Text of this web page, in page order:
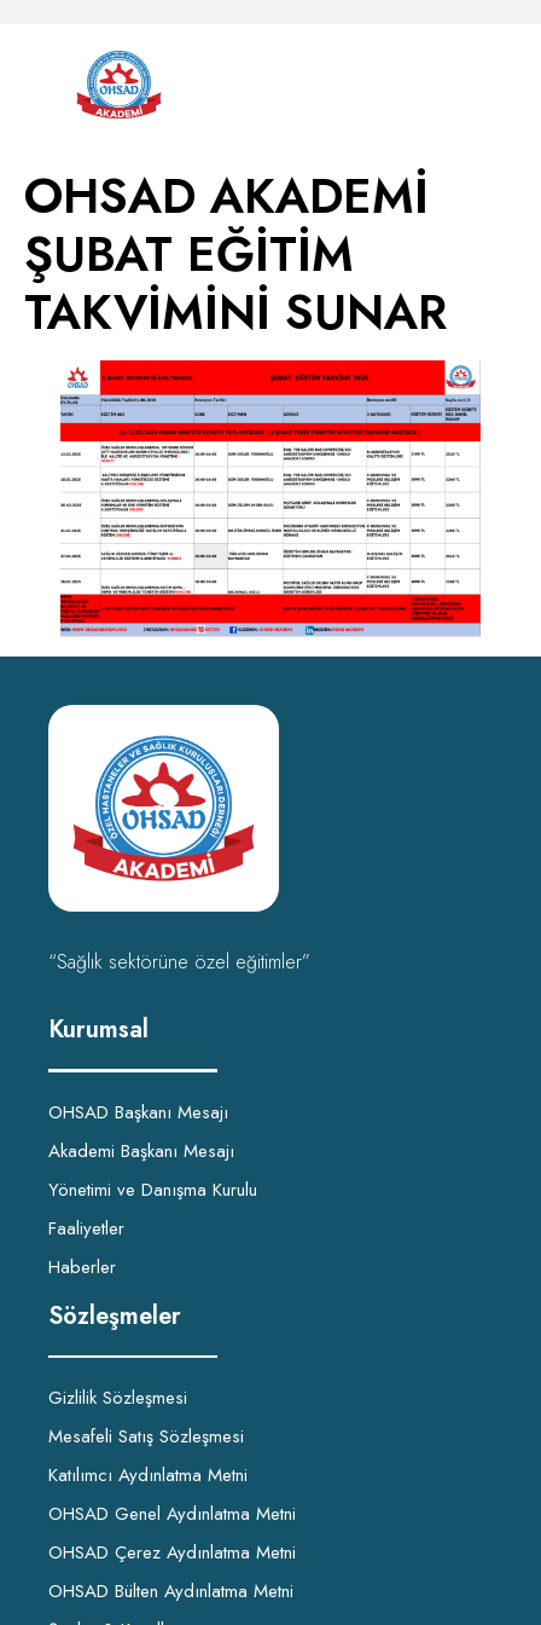
OHSAD AKADEMİ
ŞUBAT EĞİTİM
TAKVİMİNİ SUNAR
“Sağlık sektörüne özel eğitimler”
Kurumsal
OHSAD Başkanı Mesajı
Akademi Başkanı Mesajı
Yönetimi ve Danışma Kurulu
Faaliyetler
Haberler
Sözleşmeler
Gizlilik Sözleşmesi
Mesafeli Satış Sözleşmesi
Katılımcı Aydınlatma Metni
OHSAD Genel Aydınlatma Metni
OHSAD Çerez Aydınlatma Metni
OHSAD Bülten Aydınlatma Metni